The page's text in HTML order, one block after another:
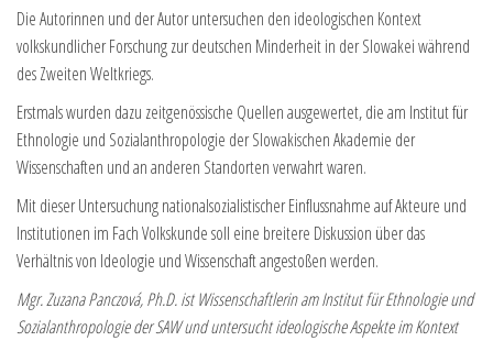
Die Autorinnen und der Autor untersuchen den ideologischen Kontext
volkskundlicher Forschung zur deutschen Minderheit in der Slowakei während
des Zweiten Weltkriegs.
Erstmals wurden dazu zeitgenössische Quellen ausgewertet, die am Institut für
Ethnologie und Sozialanthropologie der Slowakischen Akademie der
Wissenschaften und an anderen Standorten verwahrt waren.
Mit dieser Untersuchung nationalsozialistischer Einflussnahme auf Akteure und
Institutionen im Fach Volkskunde soll eine breitere Diskussion über das
Verhältnis von Ideologie und Wissenschaft angestoßen werden.
Mgr. Zuzana Panczová, Ph.D. ist Wissenschaftlerin am Institut für Ethnologie und
Sozialanthropologie der SAW und untersucht ideologische Aspekte im Kontext